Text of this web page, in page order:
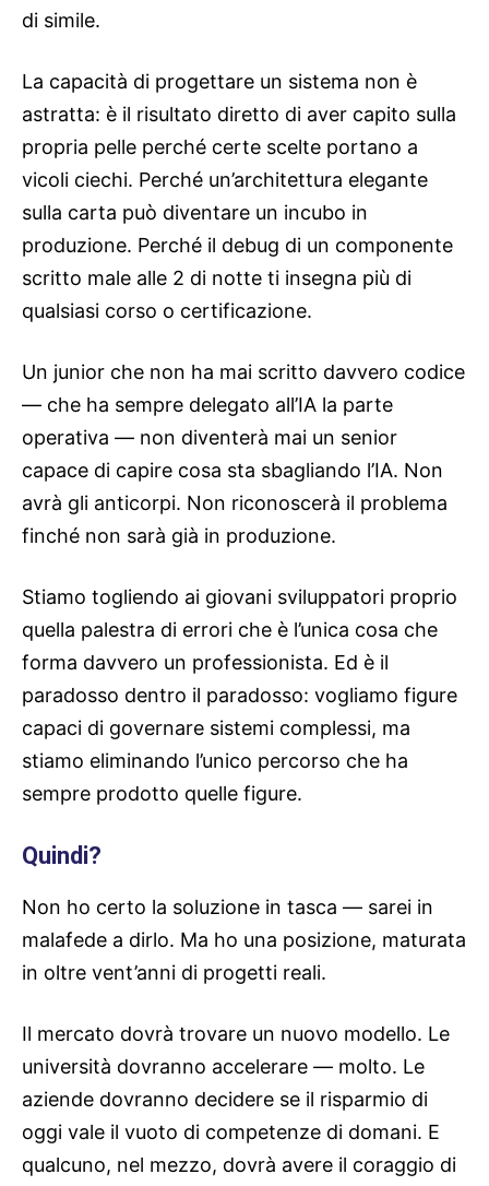
di simile.
La capacità di progettare un sistema non è
astratta: è il risultato diretto di aver capito sulla
propria pelle perché certe scelte portano a
vicoli ciechi. Perché un’architettura elegante
sulla carta può diventare un incubo in
produzione. Perché il debug di un componente
scritto male alle 2 di notte ti insegna più di
qualsiasi corso o certificazione.
Un junior che non ha mai scritto davvero codice
— che ha sempre delegato all’IA la parte
operativa — non diventerà mai un senior
capace di capire cosa sta sbagliando l’IA. Non
avrà gli anticorpi. Non riconoscerà il problema
finché non sarà già in produzione.
Stiamo togliendo ai giovani sviluppatori proprio
quella palestra di errori che è l’unica cosa che
forma davvero un professionista. Ed è il
paradosso dentro il paradosso: vogliamo figure
capaci di governare sistemi complessi, ma
stiamo eliminando l’unico percorso che ha
sempre prodotto quelle figure.
Quindi?
Non ho certo la soluzione in tasca — sarei in
malafede a dirlo. Ma ho una posizione, maturata
in oltre vent’anni di progetti reali.
Il mercato dovrà trovare un nuovo modello. Le
università dovranno accelerare — molto. Le
aziende dovranno decidere se il risparmio di
oggi vale il vuoto di competenze di domani. E
qualcuno, nel mezzo, dovrà avere il coraggio di